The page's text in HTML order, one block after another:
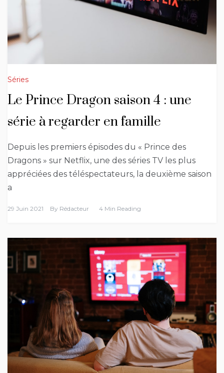
Séries
Le Prince Dragon saison 4 : une
série à regarder en famille
Depuis les premiers épisodes du « Prince des
Dragons » sur Netflix, une des séries TV les plus
appréciées des téléspectateurs, la deuxième saison
a
29 Juin 2021 By Rédacteur 4 Min Reading